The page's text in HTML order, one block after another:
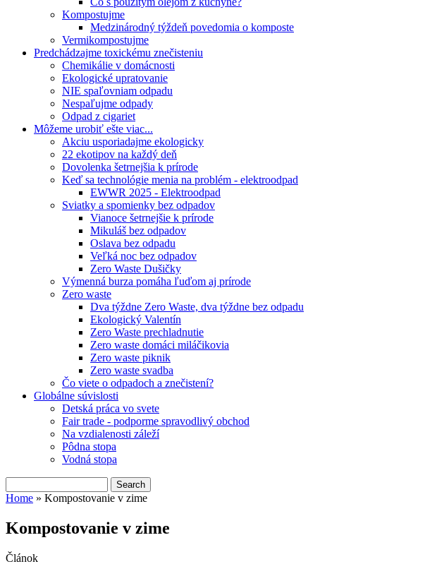
Kompostujme
Medzinárodný týždeň povedomia o komposte
Vermikompostujme
Predchádzajme toxickému znečisteniu
Chemikálie v domácnosti
Ekologické upratovanie
NIE spaľovniam odpadu
Nespaľujme odpady
Odpad z cigariet
Môžeme urobiť ešte viac...
Akciu usporiadajme ekologicky
22 ekotipov na každý deň
Dovolenka šetrnejšia k prírode
Keď sa technológie menia na problém - elektroodpad
EWWR 2025 - Elektroodpad
Sviatky a spomienky bez odpadov
Vianoce šetrnejšie k prírode
Mikuláš bez odpadov
Oslava bez odpadu
Veľká noc bez odpadov
Zero Waste Dušičky
Výmenná burza pomáha ľuďom aj prírode
Zero waste
Dva týždne Zero Waste, dva týždne bez odpadu
Ekologický Valentín
Zero Waste prechladnutie
Zero waste domáci miláčikovia
Zero waste piknik
Zero waste svadba
Čo viete o odpadoch a znečistení?
Globálne súvislosti
Detská práca vo svete
Fair trade - podporme spravodlivý obchod
Na vzdialenosti záleží
Pôdna stopa
Vodná stopa
Search form
Home » Kompostovanie v zime
Kompostovanie v zime
Článok